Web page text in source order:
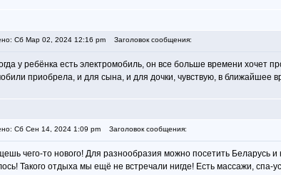
Сб Мар 02, 2024 12:16 pm Заголовок сообщения:
у ребёнка есть электромобиль, он все больше времени хочет
приобрела, и для сына, и для дочки, чувствую, в ближайшее
Сб Сен 14, 2024 1:09 pm Заголовок сообщения:
чего-то нового! Для разнообразия можно посетить
Такого отдыха мы ещё не встречали нигде! Есть массажи, спа-